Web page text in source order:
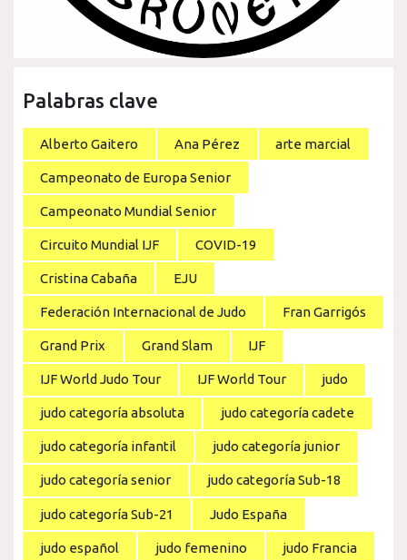
Palabras clave
Alberto Gaitero Ana Pérez arte marcial
Campeonato de Europa Senior
Campeonato Mundial Senior
Circuito Mundial IJF COVID-19
Cristina Cabaña EJU
Federación Internacional de Judo Fran Garrigós
Grand Prix Grand Slam IJF
IJF World Judo Tour IJF World Tour judo
judo categoría absoluta judo categoría cadete
judo categoría infantil judo categoría junior
judo categoría senior judo categoría Sub-18
judo categoría Sub-21 Judo España
judo español judo femenino judo Francia